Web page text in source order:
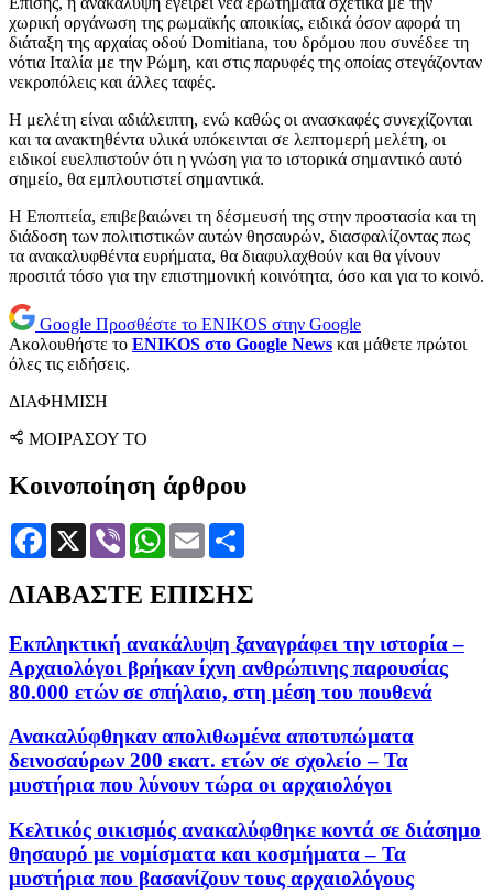
χωρική οργάνωση της ρωμαϊκής αποικίας, ειδικά όσον αφορά τη
διάταξη της αρχαίας οδού Domitiana, του δρόμου που συνέδεε τη
νότια Ιταλία με την Ρώμη, και στις παρυφές της οποίας στεγάζονταν
νεκροπόλεις και άλλες ταφές.
Η μελέτη είναι αδιάλειπτη, ενώ καθώς οι ανασκαφές συνεχίζονται
και τα ανακτηθέντα υλικά υπόκεινται σε λεπτομερή μελέτη, οι
ειδικοί ευελπιστούν ότι η γνώση για το ιστορικά σημαντικό αυτό
σημείο, θα εμπλουτιστεί σημαντικά.
Η Εποπτεία, επιβεβαιώνει τη δέσμευσή της στην προστασία και τη
διάδοση των πολιτιστικών αυτών θησαυρών, διασφαλίζοντας πως
τα ανακαλυφθέντα ευρήματα, θα διαφυλαχθούν και θα γίνουν
προσιτά τόσο για την επιστημονική κοινότητα, όσο και για το κοινό.
Google Προσθέστε το ENIKOS στην Google
Ακολουθήστε το ENIKOS στο Google News και μάθετε πρώτοι
όλες τις ειδήσεις.
ΔΙΑΦΗΜΙΣΗ
ΜΟΙΡΑΣΟΥ ΤΟ
Κοινοποίηση άρθρου
Facebook
X Viber WhatsApp
Email
ΔΙΑΒΑΣΤΕ ΕΠΙΣΗΣ
Εκπληκτική ανακάλυψη ξαναγράφει την ιστορία –
Αρχαιολόγοι βρήκαν ίχνη ανθρώπινης παρουσίας
80.000 ετών σε σπήλαιο, στη μέση του πουθενά
Ανακαλύφθηκαν απολιθωμένα αποτυπώματα
δεινοσαύρων 200 εκατ. ετών σε σχολείο – Τα
μυστήρια που λύνουν τώρα οι αρχαιολόγοι
Kελτικός οικισμός ανακαλύφθηκε κοντά σε διάσημο
θησαυρό με νομίσματα και κοσμήματα – Τα
μυστήρια που βασανίζουν τους αρχαιολόγους